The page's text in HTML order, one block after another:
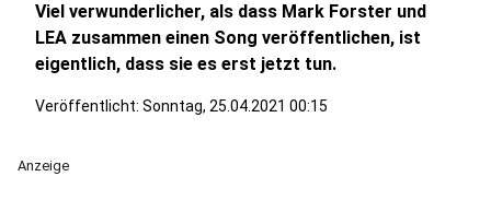
Viel verwunderlicher, als dass Mark Forster und
LEA zusammen einen Song veröffentlichen, ist
eigentlich, dass sie es erst jetzt tun.
Veröffentlicht: Sonntag, 25.04.2021 00:15
Anzeige